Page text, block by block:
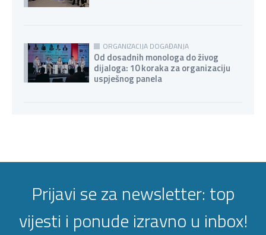
ORGANIZACIJA DOGAĐANJA
Od dosadnih monologa do živog
dijaloga: 10 koraka za organizaciju
uspješnog panela
Prijavi se za newsletter: top
vijesti i ponude izravno u inbox!